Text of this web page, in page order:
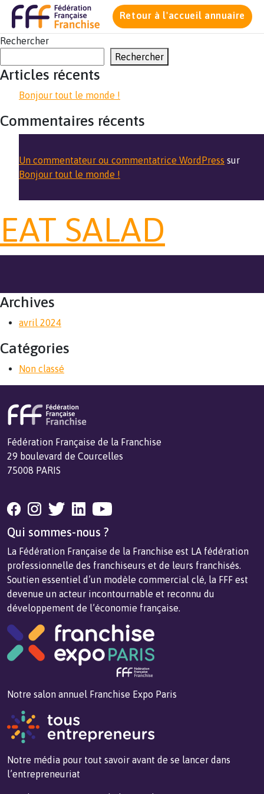
Retour à l'accueil annuaire
Rechercher
Rechercher
Articles récents
Bonjour tout le monde !
Commentaires récents
Un commentateur ou commentatrice WordPress sur
Bonjour tout le monde !
EAT SALAD
Archives
avril 2024
Catégories
Non classé
Fédération Française de la Franchise
29 boulevard de Courcelles
75008 PARIS
Qui sommes-nous ?
La Fédération Française de la Franchise est LA fédération
professionnelle des franchiseurs et de leurs franchisés.
Soutien essentiel d’un modèle commercial clé, la FFF est
devenue un acteur incontournable et reconnu du
développement de l’économie française.
Notre salon annuel Franchise Expo Paris
Notre média pour tout savoir avant de se lancer dans
l’entrepreneuriat